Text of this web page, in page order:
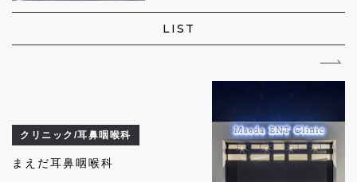
LIST
クリニック/耳鼻咽喉科
まえだ耳鼻咽喉科